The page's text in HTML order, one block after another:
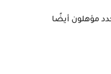
مؤهلون أيضًا